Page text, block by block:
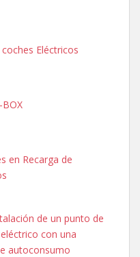
Eléctricos
BOX
en Recarga de
de un punto de
con una
autoconsumo